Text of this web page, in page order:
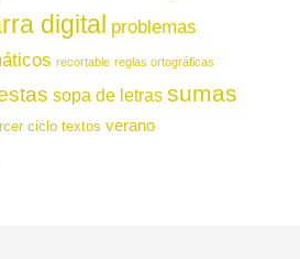
digital problemas
recortable reglas ortográficas
sopa de letras sumas
ciclo textos verano